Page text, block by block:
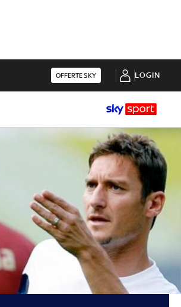
OFFERTE SKY LOGIN